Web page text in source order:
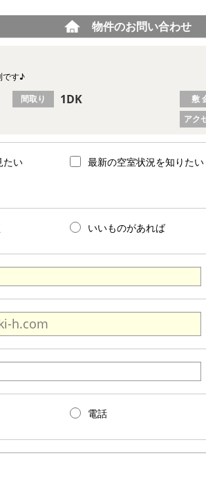
物件のお問い合わせ
です♪
アク
間取り 1DK 敷
たい 最新の空室状況を知りたい
いいものがあれば
電話